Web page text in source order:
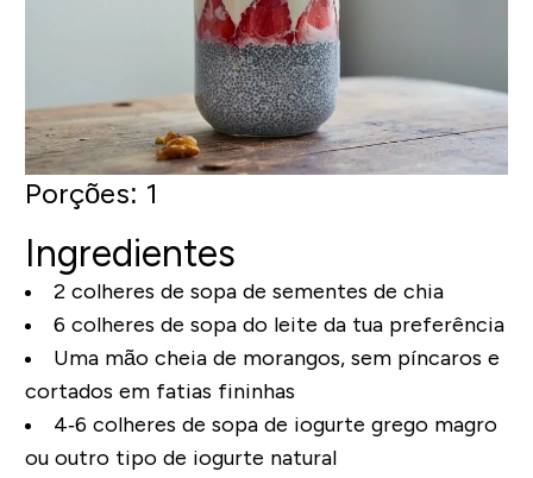
Porções: 1
Ingredientes
2 colheres de sopa de sementes de chia
6 colheres de sopa do leite da tua preferência
Uma mão cheia de morangos, sem píncaros e
cortados em fatias fininhas
4‐6 colheres de sopa de iogurte grego magro
ou outro tipo de iogurte natural